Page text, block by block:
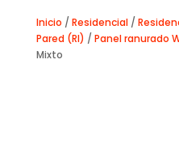
Inicio / Residencial/
Pared (RI) / Panel ranurado
Mixto